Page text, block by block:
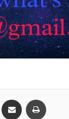
Twitter Share via Email